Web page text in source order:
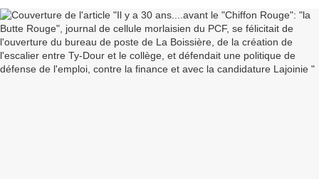
défendait une politique de défense de l'emploi,
contre la finance et avec la candidature Lajoinie